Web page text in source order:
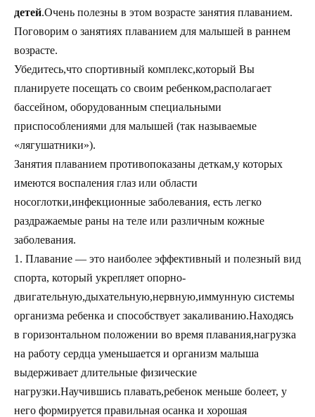
детей.Очень полезны в этом возрасте занятия плаванием.
Поговорим о занятиях плаванием для малышей в раннем
возрасте.
Убедитесь,что спортивный комплекс,который Вы
планируете посещать со своим ребенком,располагает
бассейном, оборудованным специальными
приспособлениями для малышей (так называемые
«лягушатники»).
Занятия плаванием противопоказаны деткам,у которых
имеются воспаления глаз или области
носоглотки,инфекционные заболевания, есть легко
раздражаемые раны на теле или различным кожные
заболевания.
1. Плавание — это наиболее эффективный и полезный вид
спорта, который укрепляет опорно-
двигательную,дыхательную,нервную,иммунную системы
организма ребенка и способствует закаливанию.Находясь
в горизонтальном положении во время плавания,нагрузка
на работу сердца уменьшается и организм малыша
выдерживает длительные физические
нагрузки.Научившись плавать,ребенок меньше болеет, у
него формируется правильная осанка и хорошая